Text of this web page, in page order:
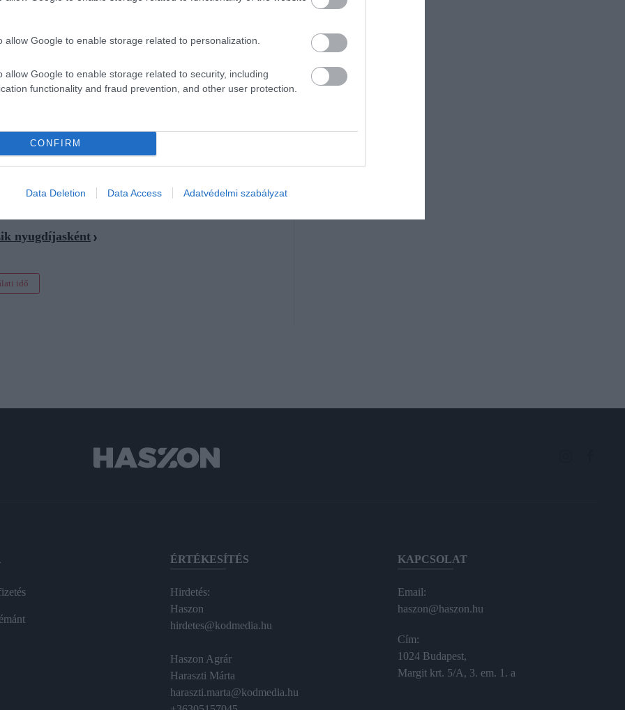
allow Google to enable storage related to personalization.
allow Google to enable storage related to security, including
functionality and fraud prevention, and other user protection.
CONFIRM
Data Deletion Data Access Adatvédelmi szabályzat
így a havi megtakarítási terhek jelentősen
forintot kell fixen elkülönítenie.
év van hátra a 65 éves korhatárig, a lemaradást brutális
125 000 forintot kell befizetni a számlára, hogy
a szakmunkásképzős időszak
nyugdíjasként
idő
ÉRTÉKESÍTÉS
Hirdetés:
Haszon
hirdetes@kodmedia.hu
Haszon Agrár
Haraszti Márta
haraszti.marta@kodmedia.hu
KAPCSOLAT
Email:
haszon@haszon.hu
Cím:
1024 Budapest,
Margit krt. 5/A, 3. em. 1. a